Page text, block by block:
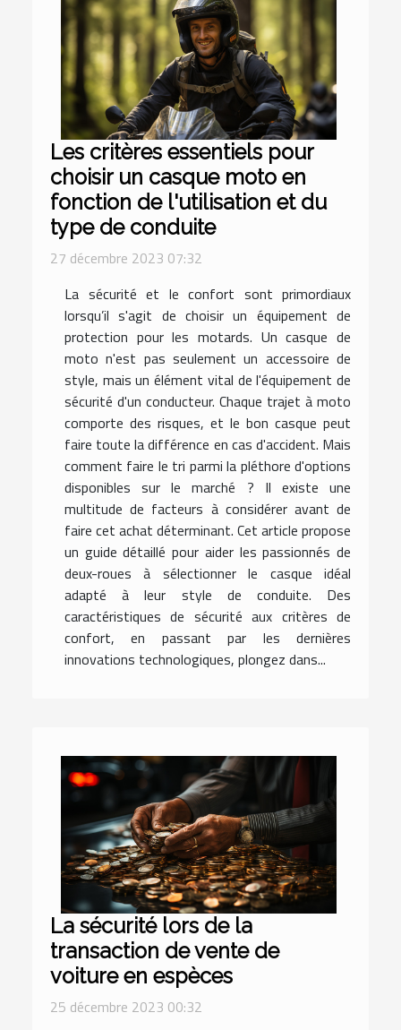
Les critères essentiels pour
choisir un casque moto en
fonction de l'utilisation et du
type de conduite
27 décembre 2023 07:32
La sécurité et le confort sont primordiaux
lorsqu’il s'agit de choisir un équipement de
protection pour les motards. Un casque de
moto n'est pas seulement un accessoire de
style, mais un élément vital de l'équipement de
sécurité d'un conducteur. Chaque trajet à moto
comporte des risques, et le bon casque peut
faire toute la différence en cas d'accident. Mais
comment faire le tri parmi la pléthore d'options
disponibles sur le marché ? Il existe une
multitude de facteurs à considérer avant de
faire cet achat déterminant. Cet article propose
un guide détaillé pour aider les passionnés de
deux-roues à sélectionner le casque idéal
adapté à leur style de conduite. Des
caractéristiques de sécurité aux critères de
confort, en passant par les dernières
innovations technologiques, plongez dans...
La sécurité lors de la
transaction de vente de
voiture en espèces
25 décembre 2023 00:32